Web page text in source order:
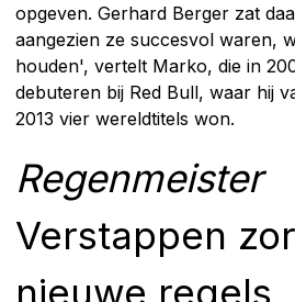
opgeven. Gerhard Berger zat
aangezien ze succesvol waren,
houden', vertelt Marko, die in
debuteren bij Red Bull, waar hij
2013 vier wereldtitels won.
Regenmeister
Verstappen
nieuwe regels